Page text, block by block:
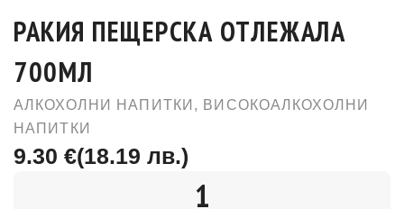
РАКИЯ ПЕЩЕРСКА ОТЛЕЖАЛА
700МЛ
АЛКОХОЛНИ НАПИТКИ , ВИСОКОАЛКОХОЛНИ
НАПИТКИ
9.30 €(18.19 лв.)